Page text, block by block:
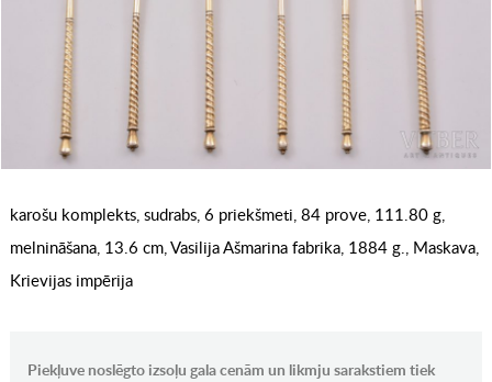
karošu komplekts, sudrabs, 6 priekšmeti, 84 prove, 111.80 g,
melnināšana, 13.6 cm, Vasilija Ašmarina fabrika, 1884 g., Maskava,
Krievijas impērija
Piekļuve noslēgto izsoļu gala cenām un likmju sarakstiem tiek